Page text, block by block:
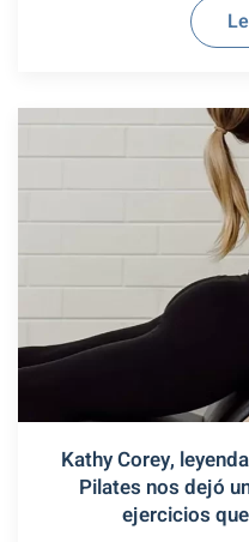
Kathy Corey,
Pilates nos dejó
ejercicios